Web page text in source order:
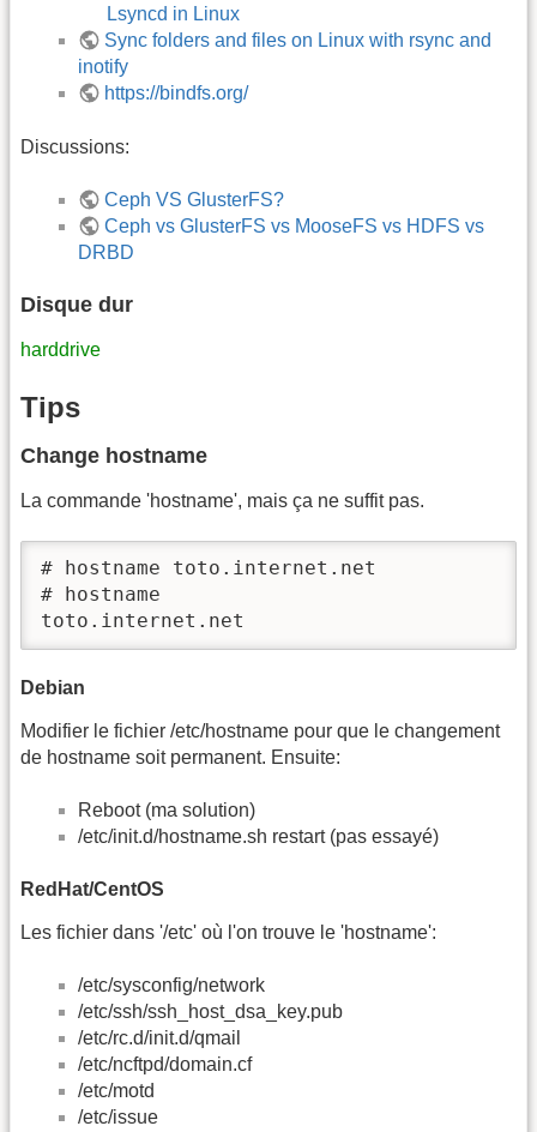
Lsyncd in Linux
Sync folders and files on Linux with rsync and
inotify
https://bindfs.org/
Discussions:
Ceph VS GlusterFS?
Ceph vs GlusterFS vs MooseFS vs HDFS vs
DRBD
Disque dur
harddrive
Tips
Change hostname
La commande 'hostname', mais ça ne suffit pas.
# hostname toto.internet.net
# hostname
toto.internet.net
Debian
Modifier le fichier /etc/hostname pour que le changement
de hostname soit permanent. Ensuite:
Reboot (ma solution)
/etc/init.d/hostname.sh restart (pas essayé)
RedHat/CentOS
Les fichier dans '/etc' où l'on trouve le 'hostname':
/etc/sysconfig/network
/etc/ssh/ssh_host_dsa_key.pub
/etc/rc.d/init.d/qmail
/etc/ncftpd/domain.cf
/etc/motd
/etc/issue